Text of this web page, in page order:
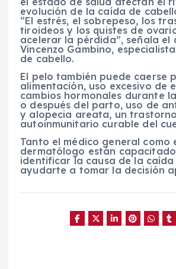
evolución de la caída de
“El estrés, el sobrepeso, los
tiroideos y los quistes de
acelerar la pérdida”, señala el
Vincenzo Gambino,
de cabello.
El pelo también puede caerse
alimentación, uso excesivo de
cambios hormonales durante
o después del parto, uso de
y alopecia areata, un trastorno
autoinmunitario curable del
Tanto el médico general como
dermatólogo están
identificar la causa de la
ayudarte a tomar la decisión